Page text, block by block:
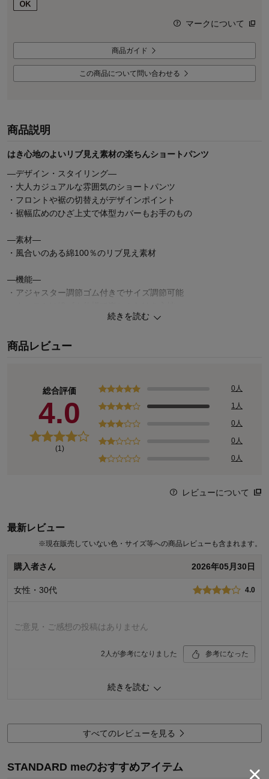
マークについて
商品ガイド
この商品について問い合わせる
商品説明
はき心地のよいリブ見え素材の楽ちんショートパンツ
―デザイン・スタイリング―
・大人カジュアルな雰囲気のショートパンツ
・フロントや裾の切替えがデザインポイント
・裾幅広めのひざ上丈で体型カバーもお手のもの
―素材―
・風合いのある綿100％のリブ見え素材
―機能―
・アジャスター調節ゴム付きでサイズ調節可能
・前左右＆後ろ左右に便利なポケット付き
◆STANDARD me
そんな女の子が気兼ねなく着られるブランド STANDARD me 。
ザインやシルエット。シンプルなのにトレンド感も忘れない。
そんな “ちょうどいい” お洋服がそろっています。
続きを読む
商品レビュー
総合評価
4.0
(1)
0人
1人
0人
0人
0人
レビューについて
最新レビュー
※現在販売していない色・サイズ等への商品レビューも含まれます。
購入者さん 2026年05月30日
女性・30代 4.0
ご意見・ご感想の投稿はありません
2 人が参考になりました 参考になった
4.0
購入商品： ヴィンテージブルー, Ｊ－Ｓ（１５０～
１６０）
お子さまの性別： 女の子
続きを読む
すべてのレビューを見る
STANDARD meのおすすめアイテム